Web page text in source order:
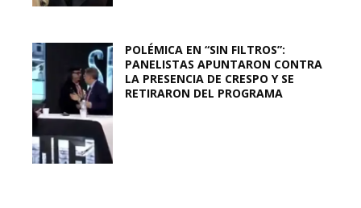
POLÉMICA EN “SIN FILTROS”:
PANELISTAS APUNTARON CONTRA
LA PRESENCIA DE CRESPO Y SE
RETIRARON DEL PROGRAMA